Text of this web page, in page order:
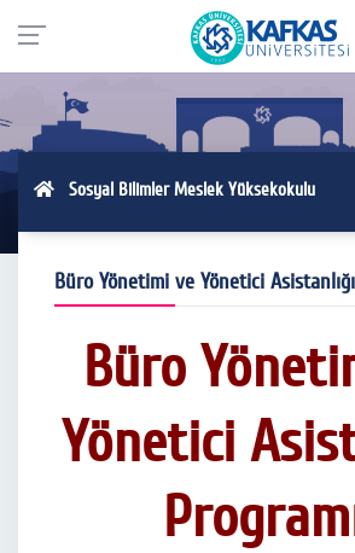
Sosyal Bilimler Meslek Yüksekokulu
Büro Yönetimi ve Yönetici Asistanlığı
Büro
Yönetici